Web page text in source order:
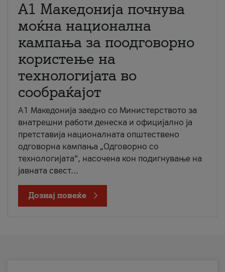
A1 Македонија почнува
моќна национална
кампања за поодговорно
користење на
технологијата во
сообраќајот
A1 Македонија заедно со Министерството за
внатрешни работи денеска и официјално ја
претставија националната општествено
одговорна кампања „Одговорно со
технологијата“, насочена кон подигнување на
јавната свест...
Дознај повеќе